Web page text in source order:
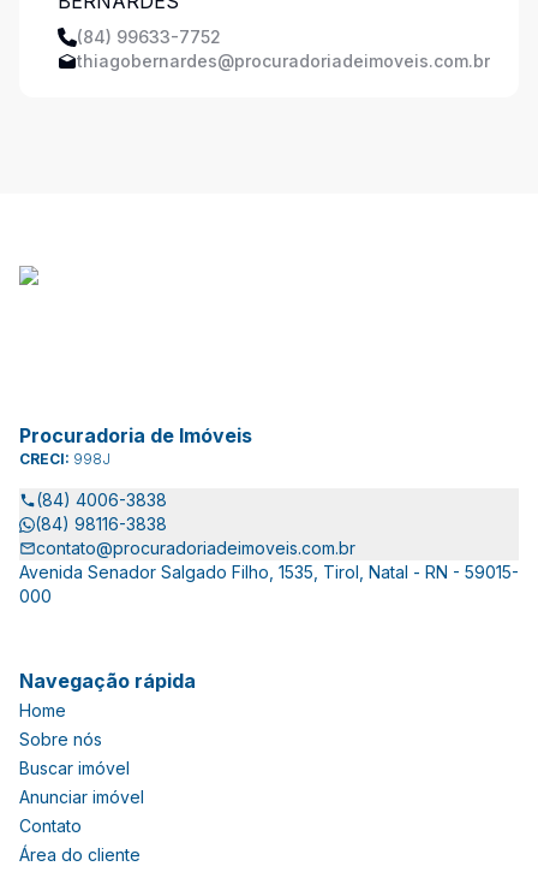
(84) 99633-7752
thiagobernardes@procuradoriadeimoveis.com.br
Procuradoria de Imóveis
CRECI: 998J
(84) 4006-3838
(84) 98116-3838
contato@procuradoriadeimoveis.com.br
Avenida Senador Salgado Filho, 1535, Tirol, Natal - RN - 59015-
000
Navegação rápida
Home
Sobre nós
Buscar imóvel
Anunciar imóvel
Contato
Área do cliente